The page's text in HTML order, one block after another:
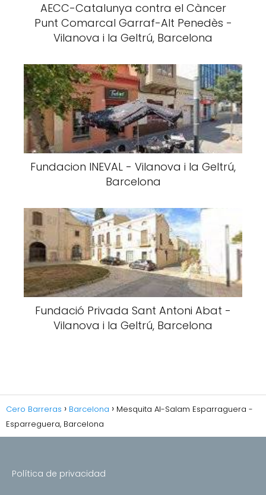
AECC-Catalunya contra el Càncer
Punt Comarcal Garraf-Alt Penedès -
Vilanova i la Geltrú, Barcelona
Fundacion INEVAL - Vilanova i la Geltrú,
Barcelona
Fundació Privada Sant Antoni Abat -
Vilanova i la Geltrú, Barcelona
Cero Barreras Barcelona
Mesquita Al-Salam Esparraguera -
Esparreguera, Barcelona
Política de privacidad